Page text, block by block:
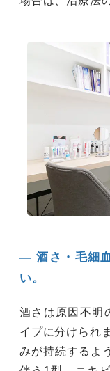
― 酒さ・毛細
い。
酒さは原因不明
イプに分けられ
みが持続するよ